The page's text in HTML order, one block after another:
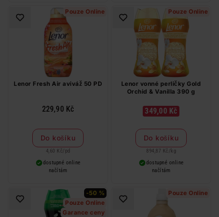
Pouze Online
Lenor Fresh Air aviváž 50 PD
229,90 Kč
Do košíku
4,60 Kč/ pd
dostupné online
načítám
Pouze Online
Lenor vonné perličky Gold
Orchid & Vanilla 390 g
349,00 Kč
Do košíku
894,87 Kč / kg
dostupné online
načítám
-50 %
Pouze Online
Garance ceny
Pouze Online